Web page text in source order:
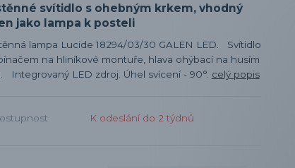
svítidlo s ohebným krkem, vhodný
jako lampa k posteli
lampa Lucide 18294/03/30 GALEN LED. Svítidlo
na hliníkové montuře, hlava ohýbací na husím
Integrovaný LED zdroj. Úhel svícení - 90°. celý popis
K odeslání do 2 týdnů